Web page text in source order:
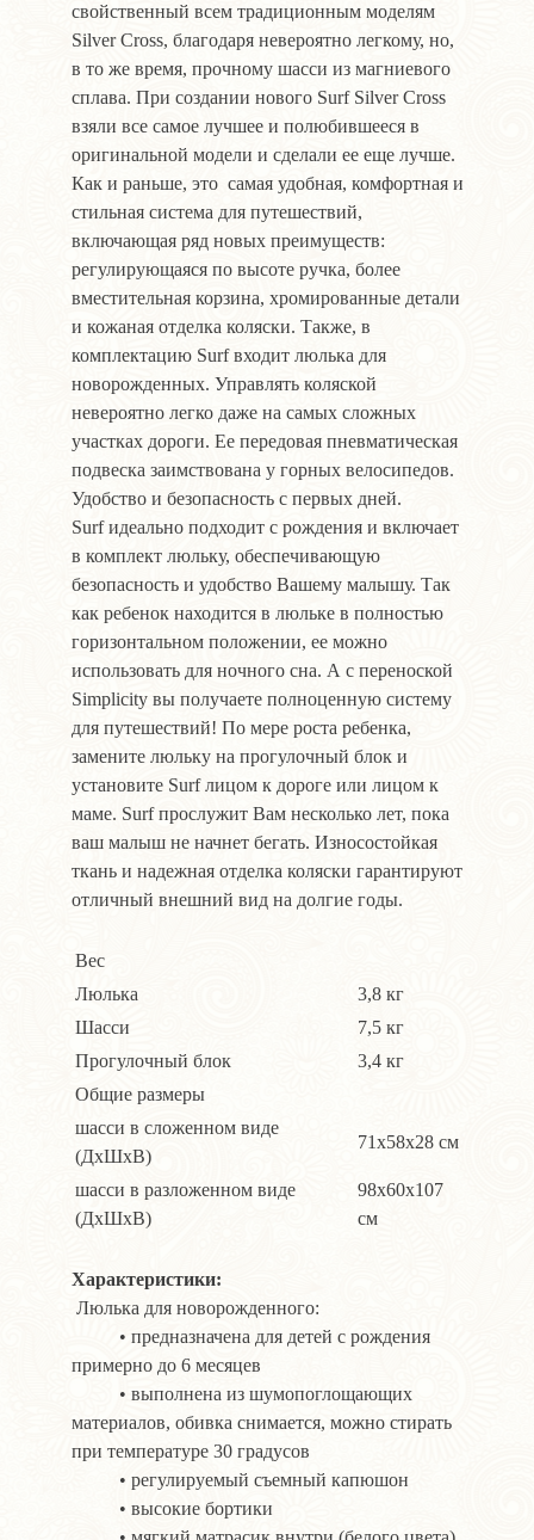
свойственный всем традиционным моделям
Silver Cross, благодаря невероятно легкому, но,
в то же время, прочному шасси из магниевого
сплава. При создании нового Surf Silver Cross
взяли все самое лучшее и полюбившееся в
оригинальной модели и сделали ее еще лучше.
Как и раньше, это самая удобная, комфортная и
стильная система для путешествий,
включающая ряд новых преимуществ:
регулирующаяся по высоте ручка, более
вместительная корзина, хромированные детали
и кожаная отделка коляски. Также, в
комплектацию Surf входит люлька для
новорожденных. Управлять коляской
невероятно легко даже на самых сложных
участках дороги. Ее передовая пневматическая
подвеска заимствована у горных велосипедов.
Удобство и безопасность с первых дней.
Surf идеально подходит с рождения и включает
в комплект люльку, обеспечивающую
безопасность и удобство Вашему малышу. Так
как ребенок находится в люльке в полностью
горизонтальном положении, ее можно
использовать для ночного сна. А с переноской
Simplicity вы получаете полноценную систему
для путешествий! По мере роста ребенка,
замените люльку на прогулочный блок и
установите Surf лицом к дороге или лицом к
маме. Surf прослужит Вам несколько лет, пока
ваш малыш не начнет бегать. Износостойкая
ткань и надежная отделка коляски гарантируют
отличный внешний вид на долгие годы.
Вес
Люлька
3,8 кг
Шасси
7,5 кг
Прогулочный блок
3,4 кг
Общие размеры
шасси в сложенном виде
(ДхШхВ)
71х58х28 см
шасси в разложенном виде
(ДхШхВ)
98х60х107
см
Характеристики:
Люлька для новорожденного:
• предназначена для детей с рождения
примерно до 6 месяцев
• выполнена из шумопоглощающих
материалов, обивка снимается, можно стирать
при температуре 30 градусов
• регулируемый съемный капюшон
• высокие бортики